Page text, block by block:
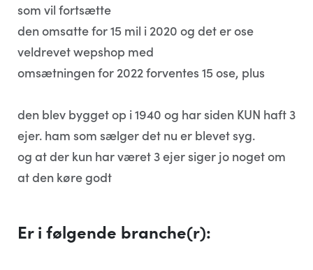
som vil fortsætte
den omsatte for 15 mil i 2020 og det er ose
veldrevet wepshop med
omsætningen for 2022 forventes 15 ose, plus
den blev bygget op i 1940 og har siden KUN haft 3
ejer. ham som sælger det nu er blevet syg.
og at der kun har været 3 ejer siger jo noget om
at den køre godt
Er i følgende branche(r):